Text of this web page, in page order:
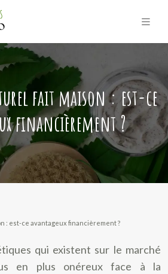
fait maison : est-ce
financièrement ?
: est-ce avantageux financièrement ?
qui existent sur le marché
en plus onéreux face à la